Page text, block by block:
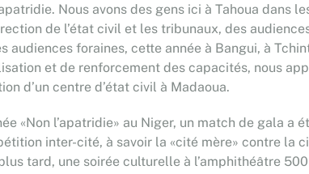
Nous avons des gens ici à Tahoua dans
de l’état civil et les tribunaux, des
audiences foraines, cette année à Bangui, à
et de renforcement des capacités, nous
d’un centre d’état civil à Madaoua.
«Non l’apatridie» au Niger, un match de gala a
inter-cité, à savoir la «cité mère» contre la
tard, une soirée culturelle à l’amphithéâtre